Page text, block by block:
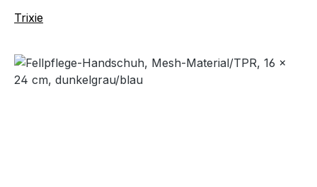
Trixie
Bildergalerie überspringen